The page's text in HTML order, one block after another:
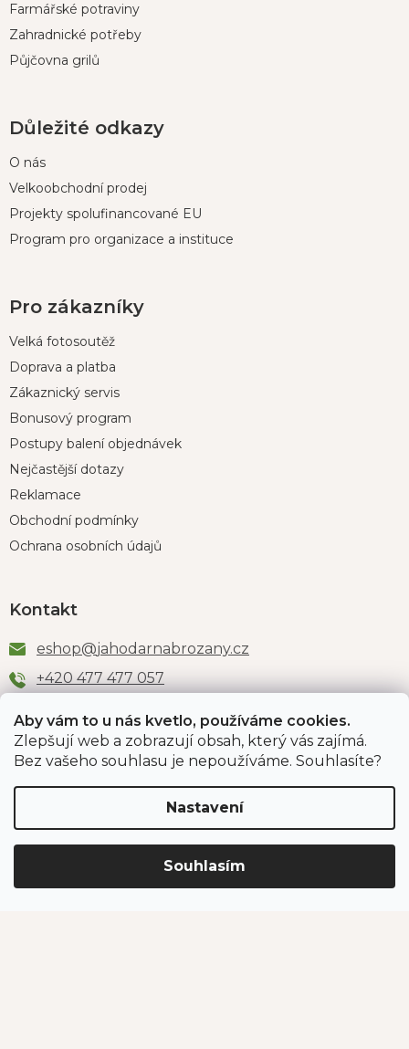
Aby vám to u nás kvetlo, používáme cookies.
Zlepšují web a zobrazují obsah, který vás zajímá.
Bez vašeho souhlasu je nepoužíváme. Souhlasíte?
Nastavení
Souhlasím
Farmářské potraviny
Zahradnické potřeby
Půjčovna grilů
Důležité odkazy
O nás
Velkoobchodní prodej
Projekty spolufinancované EU
Program pro organizace a instituce
Pro zákazníky
Velká fotosoutěž
Doprava a platba
Zákaznický servis
Bonusový program
Postupy balení objednávek
Nejčastější dotazy
Reklamace
Obchodní podmínky
Ochrana osobních údajů
Kontakt
eshop@jahodarnabrozany.cz
+420 477 477 057
Odběr newsletteru
PŘIHLÁSIT SE